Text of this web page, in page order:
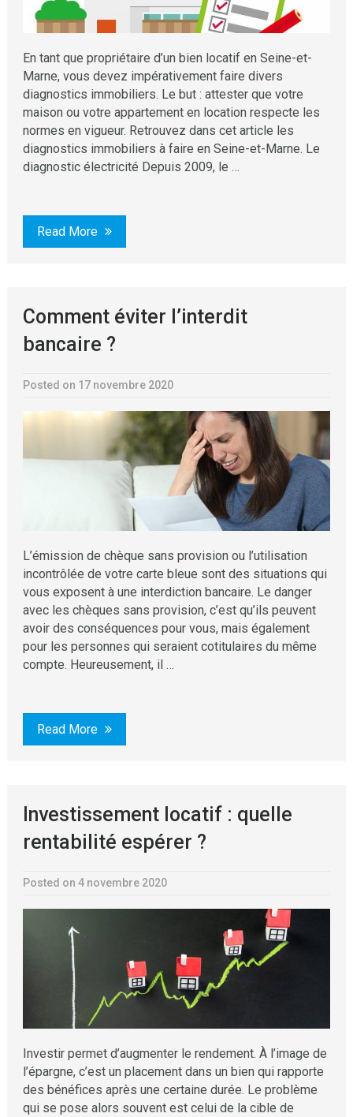
En tant que propriétaire d’un bien locatif en Seine-et-
Marne, vous devez impérativement faire divers
diagnostics immobiliers. Le but : attester que votre
maison ou votre appartement en location respecte les
normes en vigueur. Retrouvez dans cet article les
diagnostics immobiliers à faire en Seine-et-Marne. Le
diagnostic électricité Depuis 2009, le …
Read More
Comment éviter l’interdit
bancaire ?
Posted on 17 novembre 2020
L’émission de chèque sans provision ou l’utilisation
incontrôlée de votre carte bleue sont des situations qui
vous exposent à une interdiction bancaire. Le danger
avec les chèques sans provision, c’est qu’ils peuvent
avoir des conséquences pour vous, mais également
pour les personnes qui seraient cotitulaires du même
compte. Heureusement, il …
Read More
Investissement locatif : quelle
rentabilité espérer ?
Posted on 4 novembre 2020
Investir permet d’augmenter le rendement. À l’image de
l’épargne, c’est un placement dans un bien qui rapporte
des bénéfices après une certaine durée. Le problème
qui se pose alors souvent est celui de la cible de